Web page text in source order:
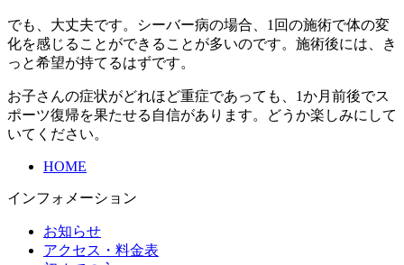
でも、大丈夫です。シーバー病の場合、1回の施術で体の変
化を感じることができることが多いのです。施術後には、き
っと希望が持てるはずです。
お子さんの症状がどれほど重症であっても、1か月前後でス
ポーツ復帰を果たせる自信があります。どうか楽しみにして
いてください。
HOME
インフォメーション
お知らせ
アクセス・料金表